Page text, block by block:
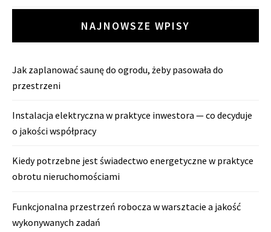
NAJNOWSZE WPISY
Jak zaplanować saunę do ogrodu, żeby pasowała do
przestrzeni
Instalacja elektryczna w praktyce inwestora — co decyduje
o jakości współpracy
Kiedy potrzebne jest świadectwo energetyczne w praktyce
obrotu nieruchomościami
Funkcjonalna przestrzeń robocza w warsztacie a jakość
wykonywanych zadań